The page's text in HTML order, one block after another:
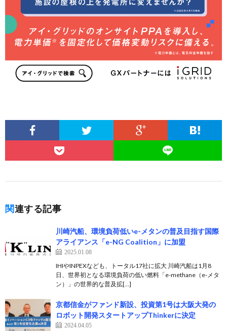
関連する記事
川崎汽船、環境負荷低いe-メタンの普及目指す国際
アライアンス「e-NG Coalition」に加盟
2025.01.08
IHIやINPEXなども、トータル17社に拡大 川崎汽船は1月8
日、世界初となる環境負荷の低い燃料「e-methane（e-メタ
ン）」の世界的な普及拡[…]
京都信金がファンド新設、投資第1号は大阪大発の
ロボット開発スタートアップThinkerに決定
2024.04.05